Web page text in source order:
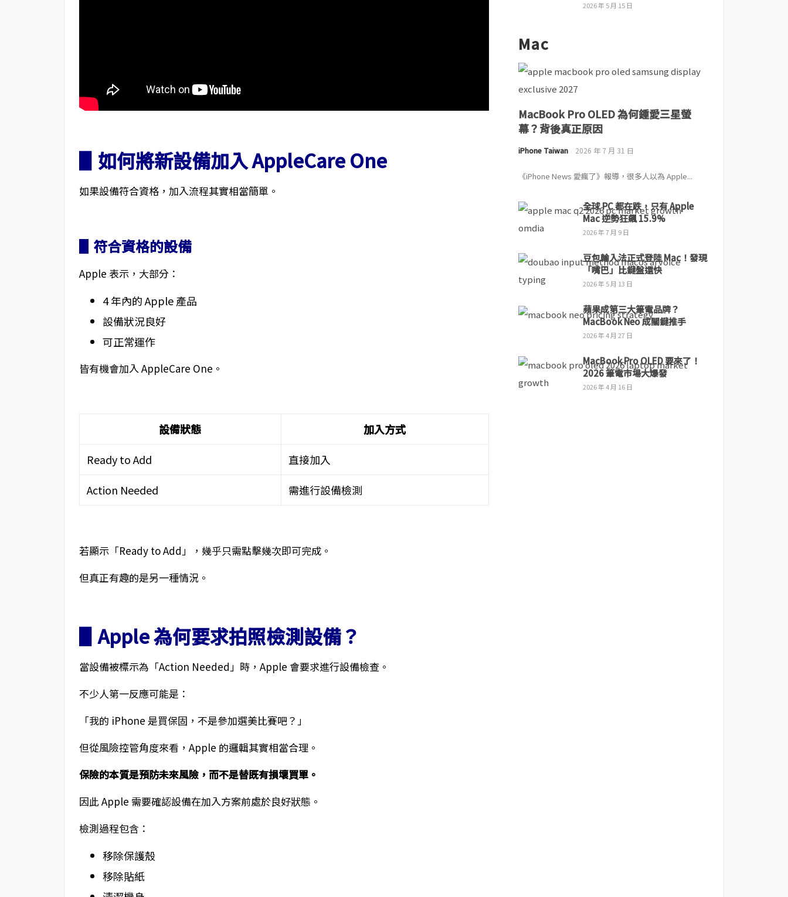
▋如何將新設備加入 AppleCare One
如果設備符合資格，加入流程其實相當簡單。
▋符合資格的設備
Apple 表示，大部分：
4 年內的 Apple 產品
設備狀況良好
可正常運作
皆有機會加入 AppleCare One。
設備狀態
加入方式
Ready to Add
直接加入
Action Needed
需進行設備檢測
若顯示「Ready to Add」，幾乎只需點擊幾次即可完成。
但真正有趣的是另一種情況。
▋Apple 為何要求拍照檢測設備？
當設備被標示為「Action Needed」時，Apple 會要求進行設備檢查。
不少人第一反應可能是：
「我的 iPhone 是買保固，不是參加選美比賽吧？」
但從風險控管角度來看，Apple 的邏輯其實相當合理。
保險的本質是預防未來風險，而不是替既有損壞買單。
因此 Apple 需要確認設備在加入方案前處於良好狀態。
檢測過程包含：
移除保護殼
移除貼紙
2026 年 5 月 15 日
Mac
MacBook Pro OLED 為何鍾愛三星螢
幕？背後真正原因
iPhone Taiwan 2026 年 7 月 31 日
《iPhone News 愛瘋了》報導，很多人以為 Apple...
全球 PC 都在跌，只有 Apple
Mac 逆勢狂飆 15.9%
2026 年 7 月 9 日
豆包輸入法正式登陸 Mac！發現
「嘴巴」比鍵盤還快
2026 年 5 月 13 日
蘋果成第三大筆電品牌？
MacBook Neo 成關鍵推手
2026 年 4 月 27 日
MacBook Pro OLED 要來了！
2026 筆電市場大爆發
2026 年 4 月 16 日